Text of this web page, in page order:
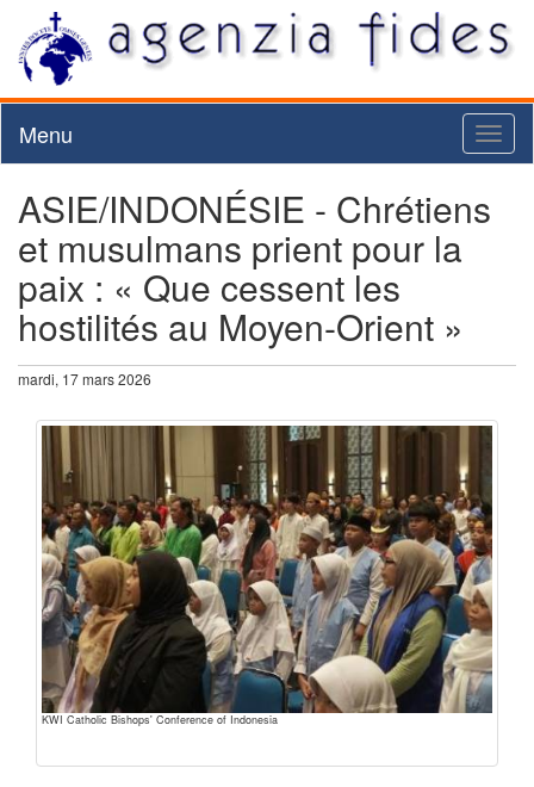
Menu
ASIE/INDONÉSIE - Chrétiens
et musulmans prient pour la
paix : « Que cessent les
hostilités au Moyen-Orient »
mardi, 17 mars 2026
KWI Catholic Bishops' Conference of Indonesia